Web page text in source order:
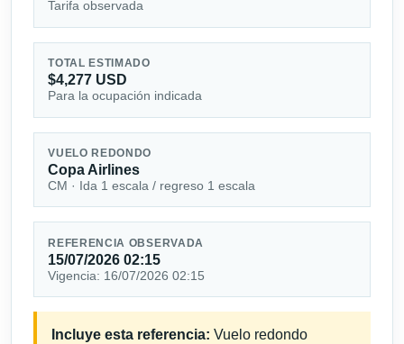
Tarifa observada
TOTAL ESTIMADO
$4,277 USD
Para la ocupación indicada
VUELO REDONDO
Copa Airlines
CM · Ida 1 escala / regreso 1 escala
REFERENCIA OBSERVADA
15/07/2026 02:15
Vigencia: 16/07/2026 02:15
Incluye esta referencia: Vuelo redondo